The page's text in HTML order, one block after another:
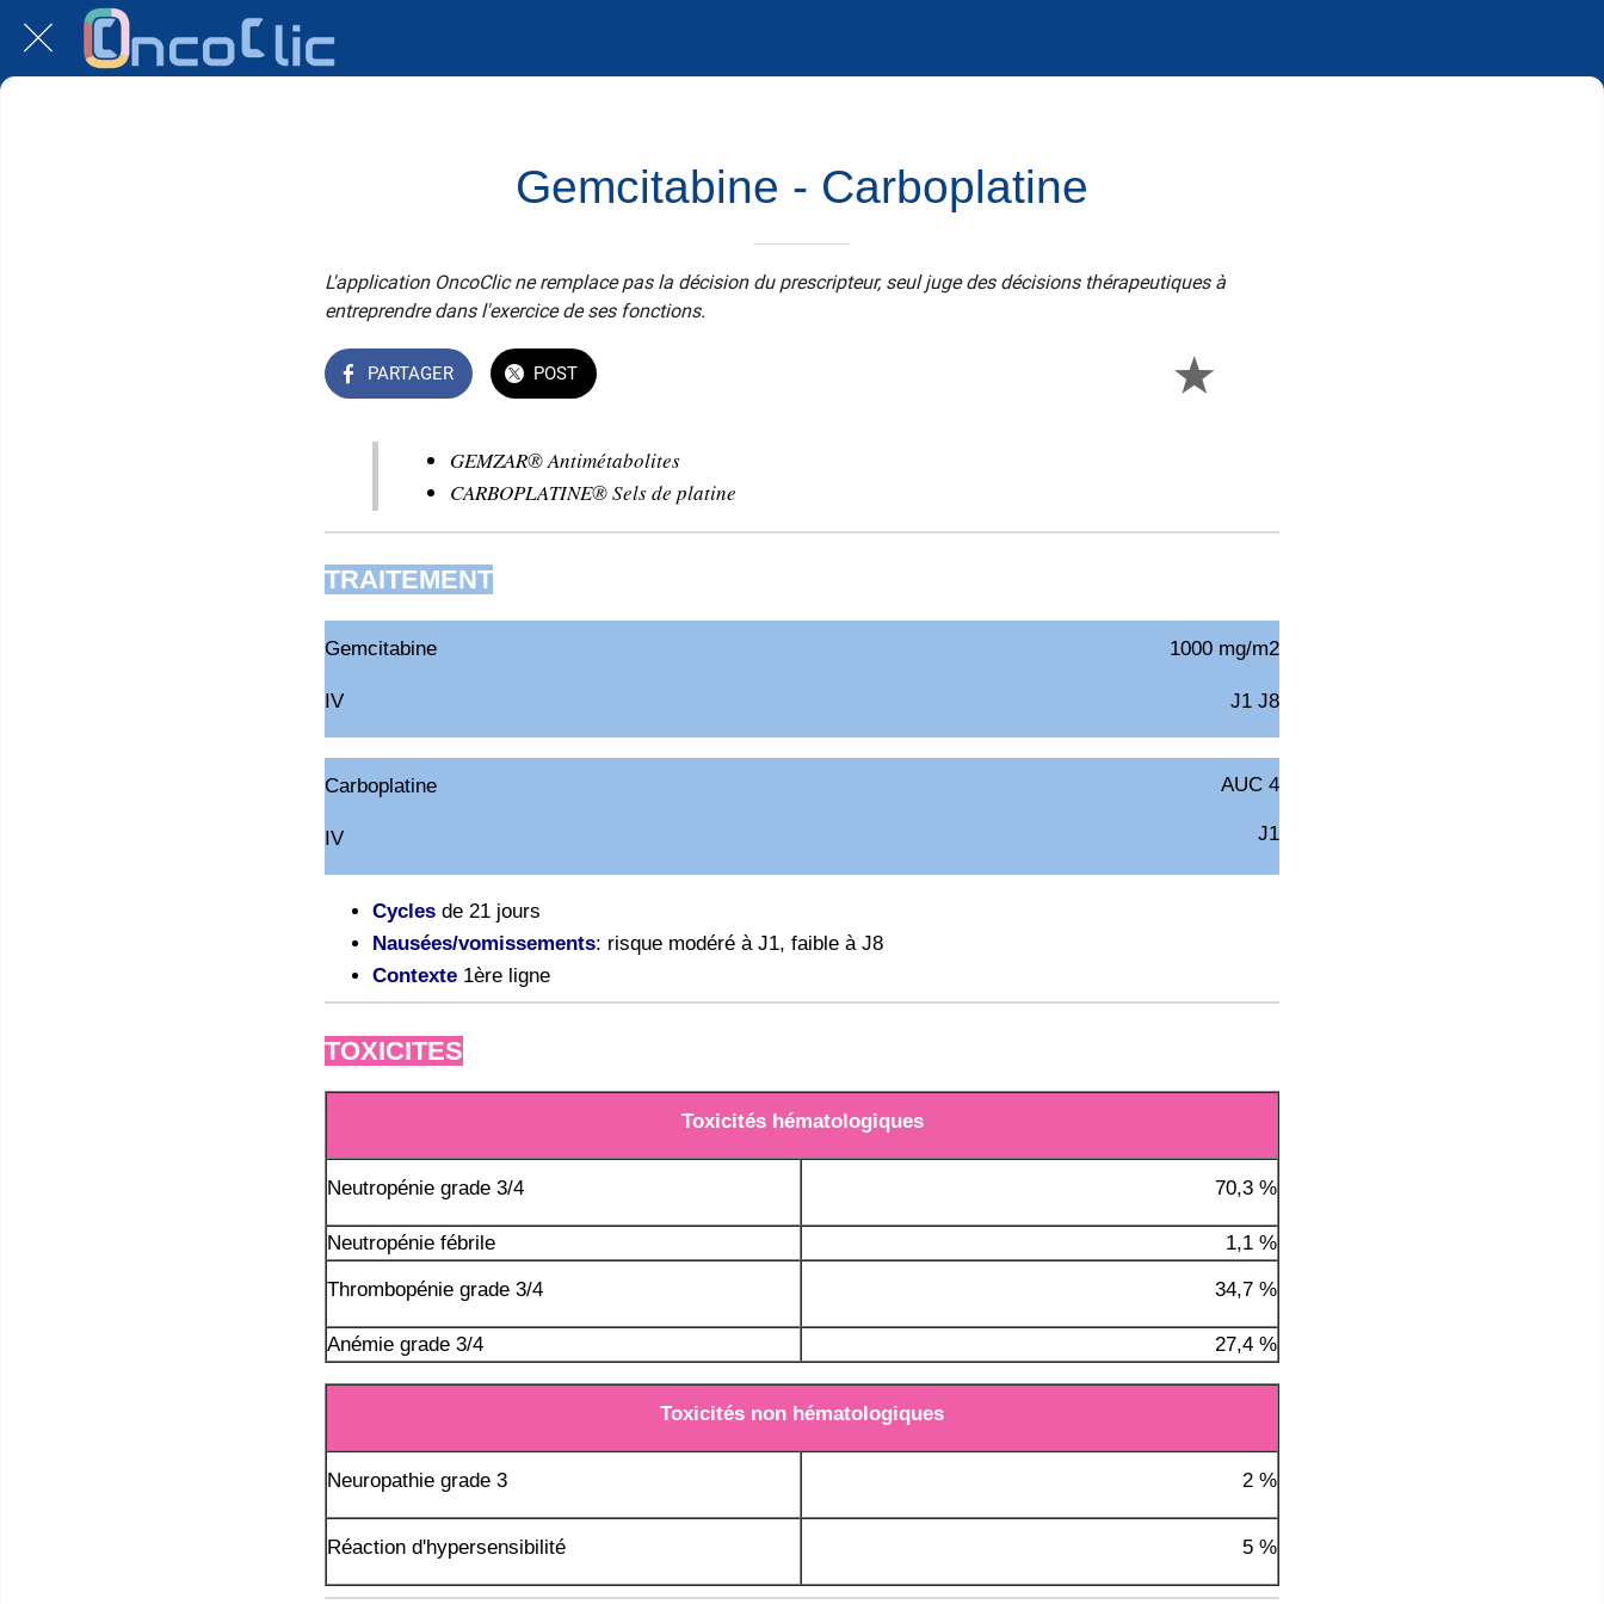
Gemcitabine - Carboplatine
L'application OncoClic ne remplace pas la décision du prescripteur, seul juge des décisions thérapeutiques à
entreprendre dans l'exercice de ses fonctions.
PARTAGER POST
GEMZAR® Antimétabolites
CARBOPLATINE® Sels de platine
TRAITEMENT
Gemcitabine
IV
1000 mg/m2
J1 J8
Carboplatine
IV
AUC 4
J1
Cycles de 21 jours
Nausées/vomissements: risque modéré à J1, faible à J8
Contexte 1ère ligne
TOXICITES
Toxicités hématologiques
Neutropénie grade 3/4 70,3 %
Neutropénie fébrile 1,1 %
Thrombopénie grade 3/4 34,7 %
Anémie grade 3/4 27,4 %
Toxicités non hématologiques
Neuropathie grade 3 2 %
Réaction d'hypersensibilité 5 %